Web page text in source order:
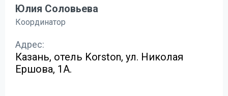
Юлия Соловьева
Координатор
Адрес:
Казань, отель Korston, ул. Николая
Ершова, 1А.